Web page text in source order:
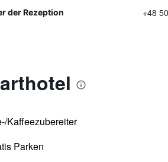
der Rezeption +48
Kaffeezubereiter
Parken